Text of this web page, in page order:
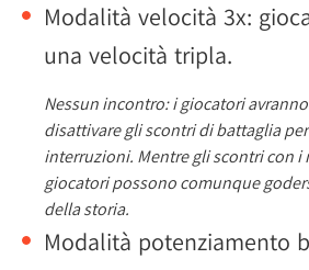
Modalità velocità 3x:
una velocità tripla.
Nessun incontro: i giocatori
disattivare gli scontri di battaglia
interruzioni. Mentre gli scontri con
giocatori possono comunque
della storia.
Modalità potenziamento